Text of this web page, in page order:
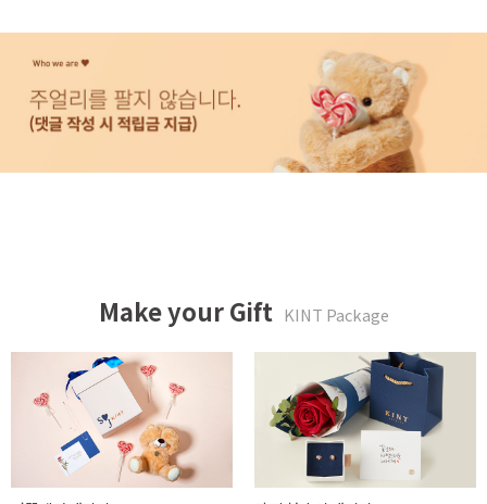
Make your Gift KINT Package
두근두근 박스 패키지
59,900 WON
Read More
사랑하는 당신에게 패키지
20,000 WON
Read More